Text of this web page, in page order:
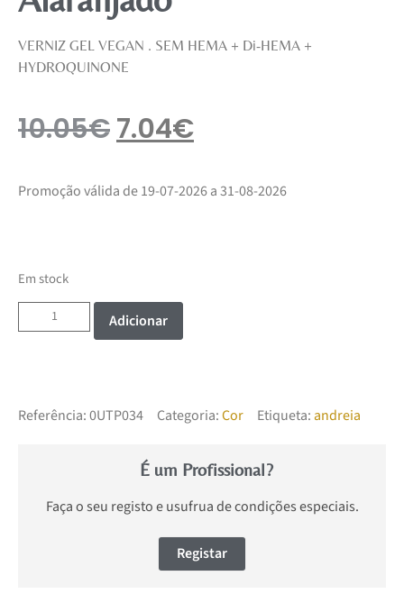
VERNIZ GEL VEGAN . SEM HEMA + Di-HEMA +
HYDROQUINONE
10.05€7.04€
Promoção válida de 19-07-2026 a 31-08-2026
Em stock
Adicionar
Referência:0UTP034 Categoria:Cor Etiqueta:andreia
É um Profissional?
Faça o seu registo e usufrua de condições especiais.
Registar